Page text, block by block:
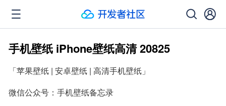
手机壁纸 iPhone壁纸高清 20825
「苹果壁纸 | 安卓壁纸 | 高清手机壁纸」
微信公众号：手机壁纸备忘录